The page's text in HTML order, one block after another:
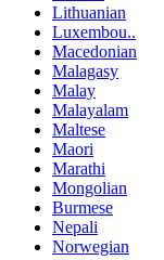
Lithuanian
Luxembou..
Macedonian
Malagasy
Malay
Malayalam
Maltese
Maori
Marathi
Mongolian
Burmese
Nepali
Norwegian